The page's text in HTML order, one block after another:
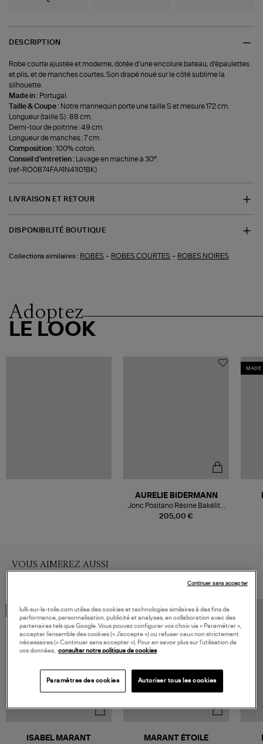
DESCRIPTION
Robe courte ajustée et moderne, dotée d’une encolure bateau, d’épaulettes
et plis, et de manches courtes. Son drapé noué sur le côté sublime la
silhouette.
Made in : Portugal.
Taille & Coupe : Notre mannequin porte une taille S et mesure 172 cm.
Longueur (taille S) : 88 cm.
Demi-tour de poitrine : 49 cm.
Longueur de manches : 7 cm.
Composition :100% coton.
Conseil d'entretien :
Lavage en machine à 30°.
(ref-RO0874FAA1N41I01BK)
LIVRAISON ET RETOUR
DISPONIBILITÉ BOUTIQUE
Collections similaires : ROBES - ROBES COURTES - ROBES NOIRES
Adoptez
LE LOOK
205,00 €
AURELIE BIDERMANN
Jonc Positano Résine Bakélite
Noir
MADE
VOUS AIMEREZ AUSSI
MADE IN EUROPE
ISABEL MARANT MARANT ÉTOILE
lulli-sur-la-toile.com utilise des cookies et technologies similaires à des fins de
performance, personnalisation, publicité et analyses, en collaboration avec des
partenaires tels que Google. Vous pouvez configurer vos choix via « Paramétrer »,
accepter l’ensemble des cookies (« J’accepte ») ou refuser ceux non strictement
nécessaires (« Continuer sans accepter »). Pour en savoir plus sur l’utilisation de
vos données,
consulter notre politique de cookies
Paramètres des cookies Autoriser tous les cookies
Continuer sans accepter